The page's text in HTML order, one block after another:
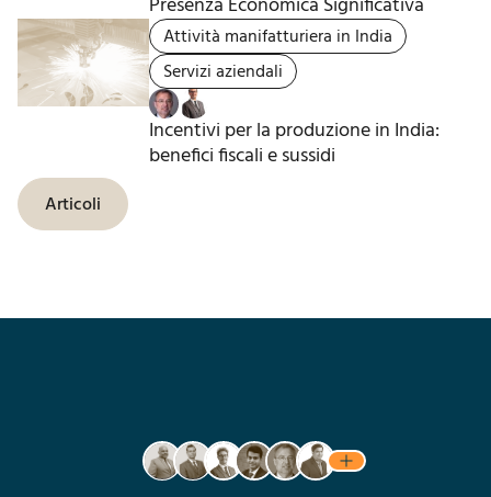
Attività manifatturiera in India
Servizi aziendali
Incentivi per la produzione in India:
benefici fiscali e sussidi
Articoli